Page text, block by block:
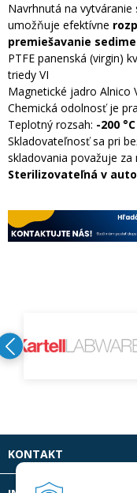
Navrhnutá na
umožňuje efektívne
premiešavanie
PTFE panenská (virgin)
triedy VI
Magnetické jadro Alnico
Chemická odolnosť je
Teplotný rozsah: -200
Skladovateľnosť sa pri
skladovania považuje za
Sterilizovateľná v
KONTAKT